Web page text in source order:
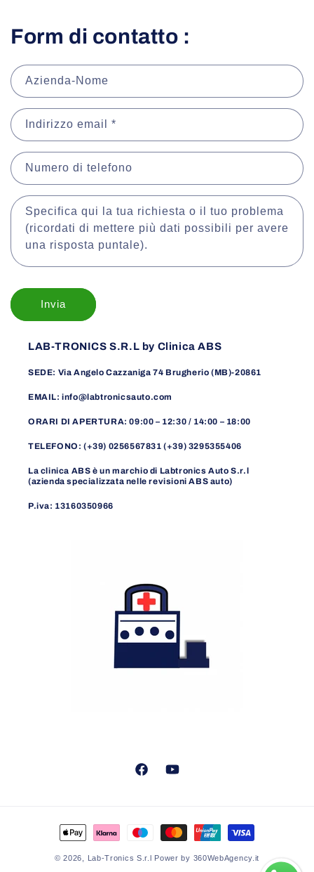
Form di contatto :
Azienda-Nome
Indirizzo email *
Numero di telefono
Specifica qui la tua richiesta o il tuo problema
(ricordati di mettere più dati possibili per avere
una risposta puntale).
Invia
LAB-TRONICS S.R.L by Clinica ABS
SEDE: Via Angelo Cazzaniga 74 Brugherio (MB)-20861
EMAIL: info@labtronicsauto.com
ORARI DI APERTURA: 09:00 – 12:30 / 14:00 – 18:00
TELEFONO: (+39) 0256567831 (+39) 3295355406
La clinica ABS è un marchio di Labtronics Auto S.r.l
(azienda specializzata nelle revisioni ABS auto)
P.iva: 13160350966
FacebookYouTube
Metodi
di
pagamento
© 2026, Lab-Tronics S.r.l Power by 360WebAgency.it